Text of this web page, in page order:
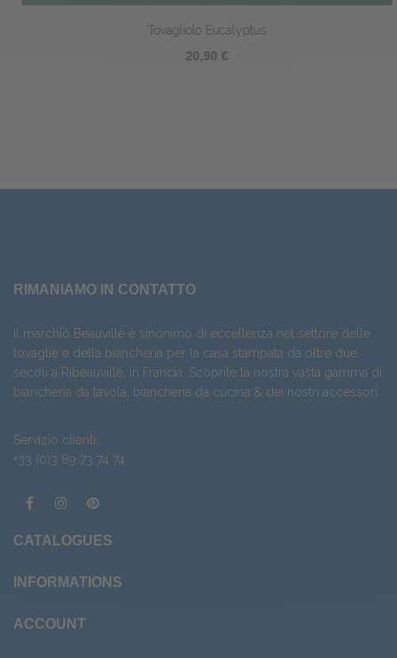
Tovagliolo Eucalyptus
20,90 €
RIMANIAMO IN CONTATTO
Il marchio Beauvillé è sinonimo di eccellenza nel settore delle
tovaglie e della biancheria per la casa stampata da oltre due
secoli a Ribeauvillé, in Francia. Scoprite la nostra vasta gamma di
biancheria da tavola
biancheria da cucina & dei nostri accessori
Servizio clienti
+33 (0)3 89 73 74 74
CATALOGUES
INFORMATIONS
ACCOUNT